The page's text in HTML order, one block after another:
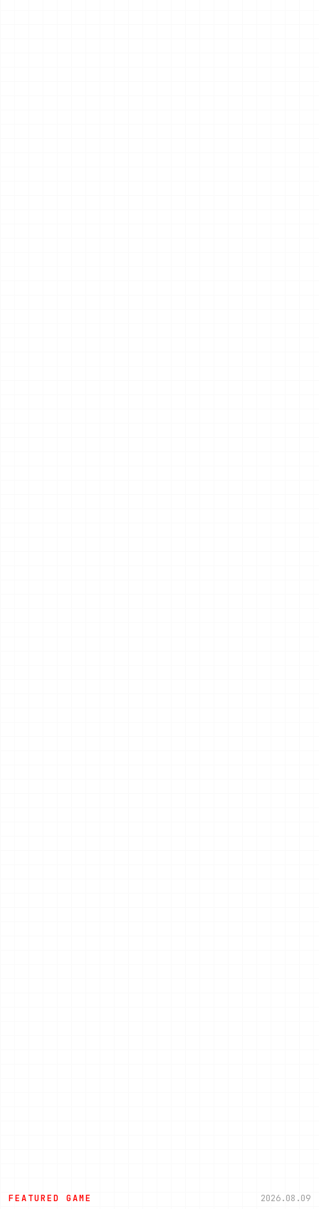
FEATURED GAME 2026.08.09